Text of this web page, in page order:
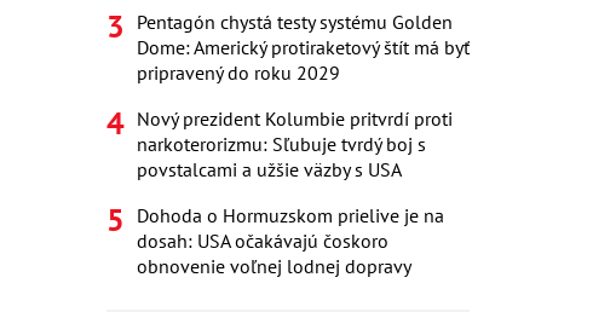
Pentagón chystá testy systému Golden
Dome: Americký protiraketový štít má byť
pripravený do roku 2029
Nový prezident Kolumbie pritvrdí proti
narkoterorizmu: Sľubuje tvrdý boj s
povstalcami a užšie väzby s USA
Dohoda o Hormuzskom prielive je na
dosah: USA očakávajú čoskoro
obnovenie voľnej lodnej dopravy